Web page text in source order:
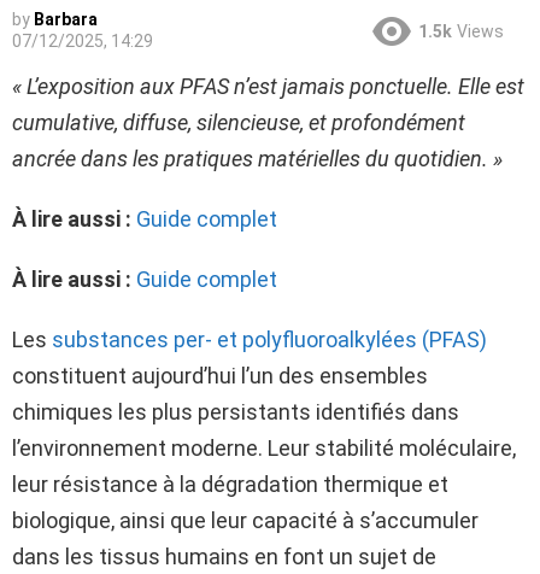
by Barbara
07/12/2025, 14:29
1.5k Views
« L’exposition aux PFAS n’est jamais ponctuelle. Elle est
cumulative, diffuse, silencieuse, et profondément
ancrée dans les pratiques matérielles du quotidien. »
À lire aussi : Guide complet
À lire aussi : Guide complet
Les substances per- et polyfluoroalkylées (PFAS)
constituent aujourd’hui l’un des ensembles
chimiques les plus persistants identifiés dans
l’environnement moderne. Leur stabilité moléculaire,
leur résistance à la dégradation thermique et
biologique, ainsi que leur capacité à s’accumuler
dans les tissus humains en font un sujet de